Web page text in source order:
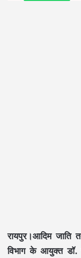
रायपुर।आदिम जाति
विभाग के आयुक्त डॉ.